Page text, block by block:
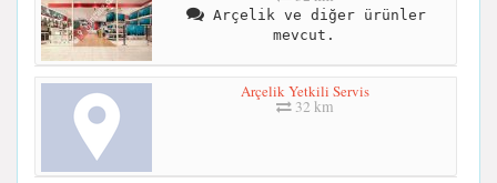
Arçelik ve diğer ürünler
mevcut.
Arçelik Yetkili Servis
32 km